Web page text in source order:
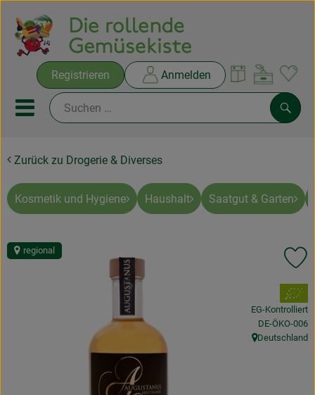
Registrieren Anmelden
Mobiles Menu öffnen oder
Ökokisten
Rezepte
NEUES & ANGEBOTE
Obst & Gemüse
Zurück zu Drogerie & Diverses
Kosmetik und Hygiene Haushalt Saatgut & Garten
regional
, Verband:
EG-Kontrolliert
, Kontrollstelle:
DE-ÖKO-006
, Herkunft:
Deutschland